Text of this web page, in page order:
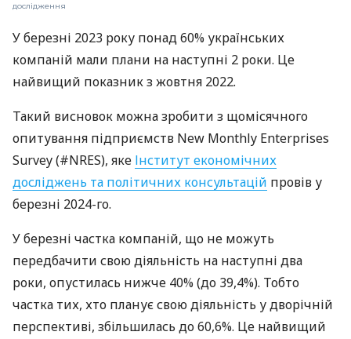
дослідження
У березні 2023 року понад 60% українських
компаній мали плани на наступні 2 роки. Це
найвищий показник з жовтня 2022.
Такий висновок можна зробити з щомісячного
опитування підприємств New Monthly Enterprises
Survey (#NRES), яке Інститут економічних
досліджень та політичних консультацій провів у
березні 2024-го.
У березні частка компаній, що не можуть
передбачити свою діяльність на наступні два
роки, опустилась нижче 40% (до 39,4%). Тобто
частка тих, хто планує свою діяльність у дворічній
перспективі, збільшилась до 60,6%. Це найвищий